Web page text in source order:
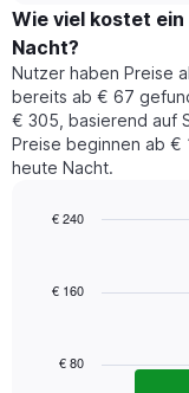
hat
1
Y-
Achse,
die
den
Zimmerpreis
den
durchschnittlichen
Preis
eines
Zimmers
für
den
jeweiligen
Das
die
Wie viel kostet
Nacht?
Nutzer haben Preise
bereits ab € 67
€ 305, basierend auf
Preise beginnen ab €
heute Nacht.
with
Das
€ 80
€ 160
€ 240